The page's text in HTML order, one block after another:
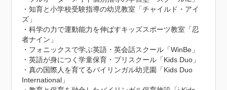
・知育と小学校受験指導の幼児教室「チャイルド・アイ
ズ」
・科学の力で運動能力を伸ばすキッズスポーツ教室「忍
者ナイン」
・フォニックスで学ぶ英語・英会話スクール「WinBe」
・英語が身につく学童保育・プリスクール「Kids Duo」
・真の国際人を育てるバイリンガル幼児園「Kids Duo
International」